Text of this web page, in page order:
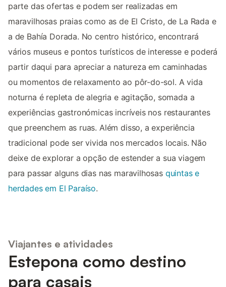
parte das ofertas e podem ser realizadas em
maravilhosas praias como as de El Cristo, de La Rada e
a de Bahía Dorada. No centro histórico, encontrará
vários museus e pontos turísticos de interesse e poderá
partir daqui para apreciar a natureza em caminhadas
ou momentos de relaxamento ao pôr-do-sol. A vida
noturna é repleta de alegria e agitação, somada a
experiências gastronómicas incríveis nos restaurantes
que preenchem as ruas. Além disso, a experiência
tradicional pode ser vivida nos mercados locais. Não
deixe de explorar a opção de estender a sua viagem
para passar alguns dias nas maravilhosas quintas e
herdades em El Paraíso.
Viajantes e atividades
Estepona como destino
para casais